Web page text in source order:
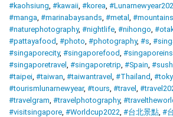
#kaohsiung #kawaii #korea
#manga #marinabaysands #metal #mountains
#naturephotography, #nightlife #nihongo
#pattayafood #photo #photography, #s
#singaporecity, #singaporefood
#singaporetravel #singaporetrip #Spain
#taipei #taiwan #taiwantravel #Thailand
#tourismlunarnewyear, #tours #travel
#travelgram #travelphotography,
#visitsingapore #Worldcup2022 #台北景點 #